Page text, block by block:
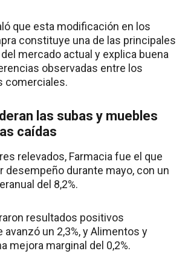
que esta modificación en los
constituye una de las principales
mercado actual y explica buena
observadas entre los
comerciales.
las subas y muebles
caídas
relevados, Farmacia fue el que
desempeño durante mayo, con un
del 8,2%.
resultados positivos
avanzó un 2,3%, y Alimentos y
mejora marginal del 0,2%.